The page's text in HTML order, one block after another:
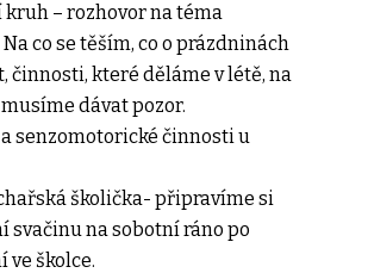
– rozhovor na téma
co se těším, co o prázdninách
činnosti, které děláme v létě, na
dávat pozor.
senzomotorické činnosti u
školička- připravíme si
svačinu na sobotní ráno po
ve školce.